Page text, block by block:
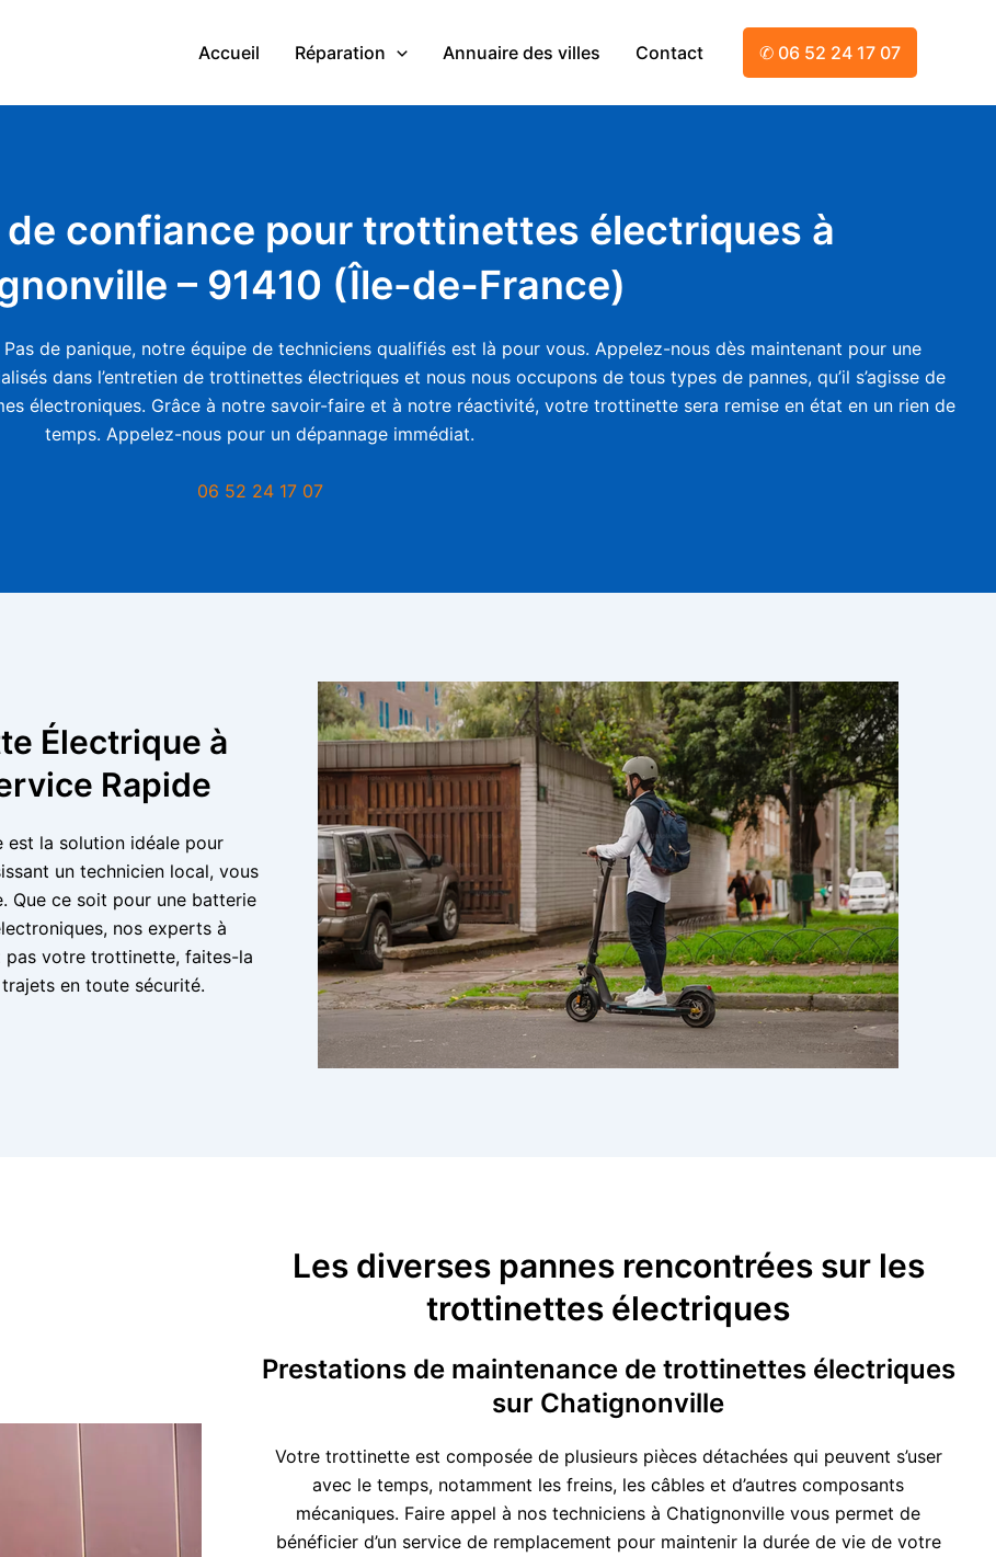
Accueil Réparation Annuaire des villes Contact ✆ 06 52 24 17 07
confiance pour trottinettes électriques à
– 91410 (Île-de-France)
de panique, notre équipe de techniciens qualifiés est là pour vous. Appelez-nous dès maintenant pour une
dans l’entretien de trottinettes électriques et nous nous occupons de tous types de pannes, qu’il s’agisse de
électroniques. Grâce à notre savoir-faire et à notre réactivité, votre trottinette sera remise en état en un rien de
temps. Appelez-nous pour un dépannage immédiat.
06 52 24 17 07
Électrique à
Rapide
la solution idéale pour
un technicien local, vous
Que ce soit pour une batterie
nos experts à
pas votre trottinette, faites-la
en toute sécurité.
Les diverses pannes rencontrées sur les
trottinettes électriques
Prestations de maintenance de trottinettes électriques
sur Chatignonville
Votre trottinette est composée de plusieurs pièces détachées qui peuvent s’user
avec le temps, notamment les freins, les câbles et d’autres composants
mécaniques. Faire appel à nos techniciens à Chatignonville vous permet de
bénéficier d’un service de remplacement pour maintenir la durée de vie de votre